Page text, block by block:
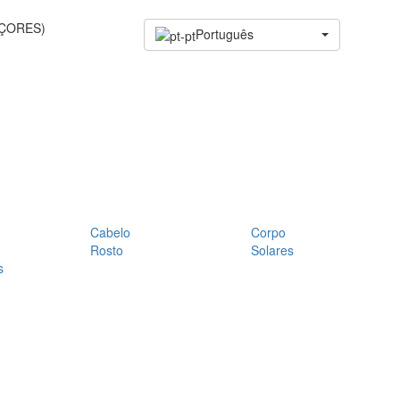
Português
Cabelo
Corpo
Rosto Solares